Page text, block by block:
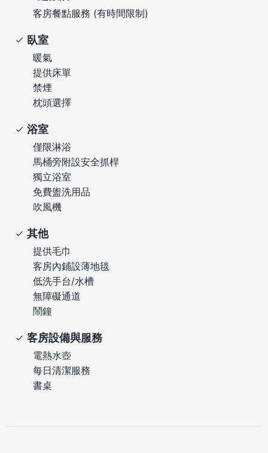
客房餐點服務 (有時間限制)
臥室
暖氣
提供床單
禁煙
枕頭選擇
浴室
僅限淋浴
馬桶旁附設安全抓桿
獨立浴室
免費盥洗用品
吹風機
其他
提供毛巾
客房內鋪設薄地毯
低洗手台/水槽
無障礙通道
鬧鐘
客房設備與服務
電熱水壺
每日清潔服務
書桌